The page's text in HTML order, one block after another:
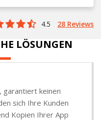
4.5 28 Reviews
LÖSUNGEN
garantiert keinen
sich Ihre Kunden
Kopien Ihrer App